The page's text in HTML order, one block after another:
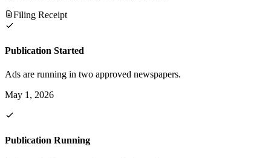
Filing Receipt
Publication Started
Ads are running in two approved newspapers.
May 1, 2026
Publication Running